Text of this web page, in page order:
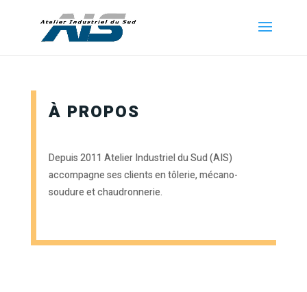
À PROPOS
Depuis 2011 Atelier Industriel du Sud (AIS)
accompagne ses clients en tôlerie, mécano-
soudure et chaudronnerie.